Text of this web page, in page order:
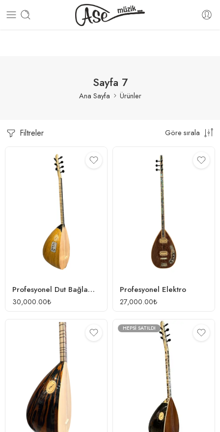
100% GÜVENLİ ALIŞVERİŞ 15 GÜN İÇERİSİNDE İADE
Sayfa 7
Ana Sayfa Ürünler
Filtreler Göre sırala
Profesyonel Dut Bağlama + Ase E3 Akustik Ekolayzer
30,000.00₺
Profesyonel Elektro
27,000.00₺
HEPSI SATILDI